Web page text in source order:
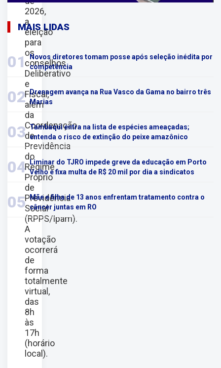
2026,
a
eleição
para
os
conselhos
Deliberativo
e
Fiscal,
além
da
Coordenação
de
Previdência
do
Regime
Próprio
de
Previdência
Social
(RPPS/Ipam).
A
votação
ocorrerá
de
forma
totalmente
virtual,
das
8h
às
17h
(horário
local).
MAIS LIDAS
01
Novos diretores tomam posse após seleção inédita por
competência
02 Drenagem avança na Rua Vasco da Gama no bairro três
Marias
03 Tambaqui entra na lista de espécies ameaçadas;
entenda o risco de extinção do peixe amazônico
04
Liminar do TJRO impede greve da educação em Porto
Velho e fixa multa de R$ 20 mil por dia a sindicatos
05
Mãe e filha de 13 anos enfrentam tratamento contra o
câncer juntas em RO